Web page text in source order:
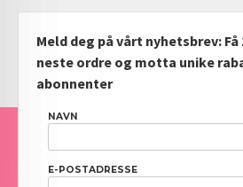
NYHETSBREV
PARTNERE
FRAKT KJØPSBETINGELSER
Meld deg på vårt nyhetsbrev:
neste ordre og motta unike
abonnenter
NAVN
E-POSTADRESSE